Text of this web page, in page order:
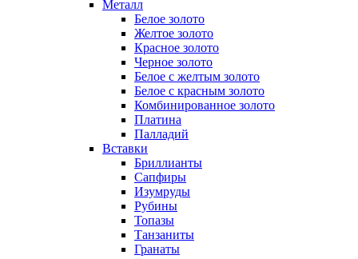
Металл
Белое золото
Желтое золото
Красное золото
Черное золото
Белое с желтым золото
Белое с красным золото
Комбинированное золото
Платина
Палладий
Вставки
Бриллианты
Сапфиры
Изумруды
Рубины
Топазы
Танзаниты
Гранаты